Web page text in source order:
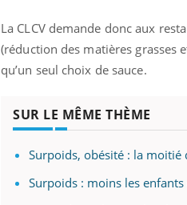
La CLCV demande donc aux
(réduction des matières grasses
qu’un seul choix de sauce.
SUR LE MÊME THÈME
Surpoids, obésité : la moitié
Surpoids : moins les